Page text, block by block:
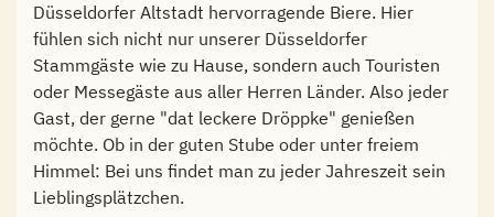
Düsseldorfer Altstadt hervorragende Biere. Hier
fühlen sich nicht nur unserer Düsseldorfer
Stammgäste wie zu Hause, sondern auch Touristen
oder Messegäste aus aller Herren Länder. Also jeder
Gast, der gerne "dat leckere Dröppke" genießen
möchte. Ob in der guten Stube oder unter freiem
Himmel: Bei uns findet man zu jeder Jahreszeit sein
Lieblingsplätzchen.